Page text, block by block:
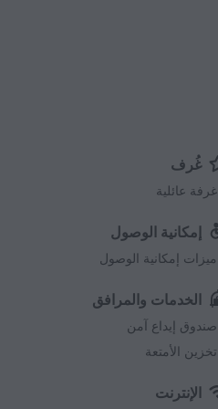
غُرف
غرفة عائلية
إمكانية الوصول
ميزات إمكانية الوصول
الخدمات والمرافق
صندوق إيداع آمن
تخزين الأمتعة
الإنترنت